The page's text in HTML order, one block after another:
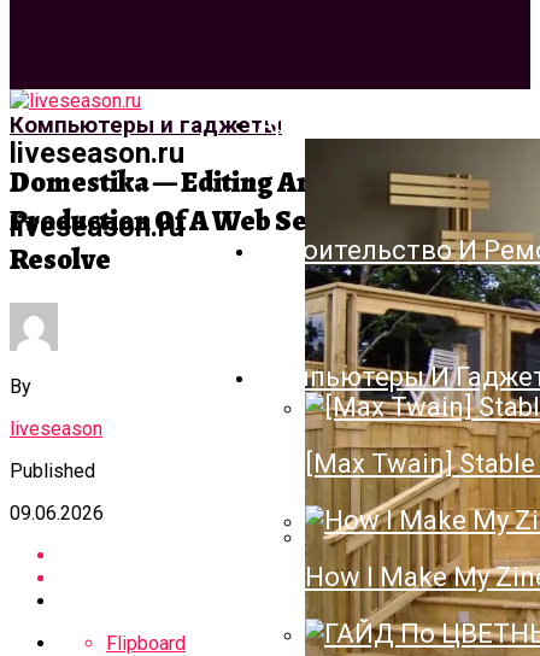
liveseason.ru
liveseason.ru
Архитектура И
Нюансы Выбора
Строительство И
Компьютеры И
[Max Twain]
How I Make My
Компьютеры и гаджеты
Domestika — Editing And Post-
Production Of A Web Series With DaVinci
Resolve
By
liveseason
Published
09.06.2026
Flipboard